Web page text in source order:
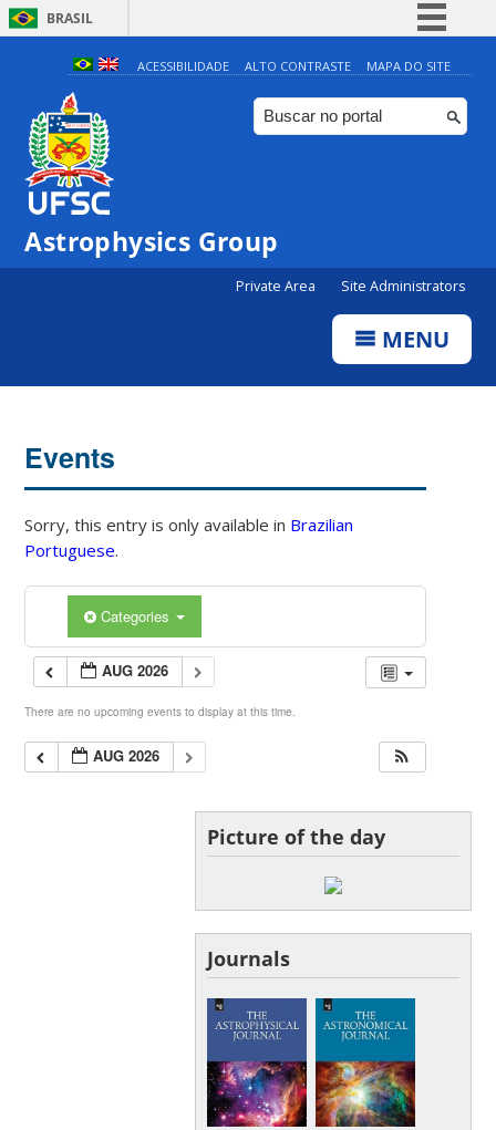
BRASIL
Simplifique!
Comunica BR
Participe
ACESSIBILIDADE ALTO CONTRASTE MAPA DO SITE
Astrophysics Group
Private Area Site Administrators
MENU
Events
Sorry, this entry is only available in Brazilian
Portuguese.
Categories
AUG 2026
There are no upcoming events to display at this time.
AUG 2026
Picture of the day
Journals